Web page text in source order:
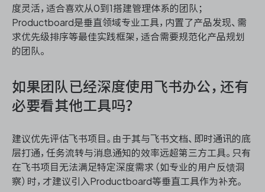
度灵活，适合喜欢从0到1搭建管理体系的团队；
Productboard是垂直领域专业工具，内置了产品发现、需
求优先级排序等最佳实践框架，适合需要规范化产品规划
的团队。
如果团队已经深度使用飞书办公，还有
必要看其他工具吗？
建议优先评估飞书项目。由于其与飞书文档、即时通讯的底
层打通，任务流转与消息通知的效率远超第三方工具。只有
在飞书项目无法满足特定深度需求（如专业的用户反馈洞
察）时，才建议引入Productboard等垂直工具作为补充。